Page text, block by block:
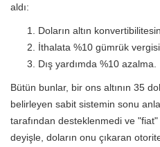
aldı:
Doların altın
İthalata %10 gümrük
Dış yardımda %10 azalma.
Bütün bunlar, bir ons altının 35
belirleyen sabit sistemin sonu
tarafından desteklenmedi ve
deyişle, doların onu çıkaran